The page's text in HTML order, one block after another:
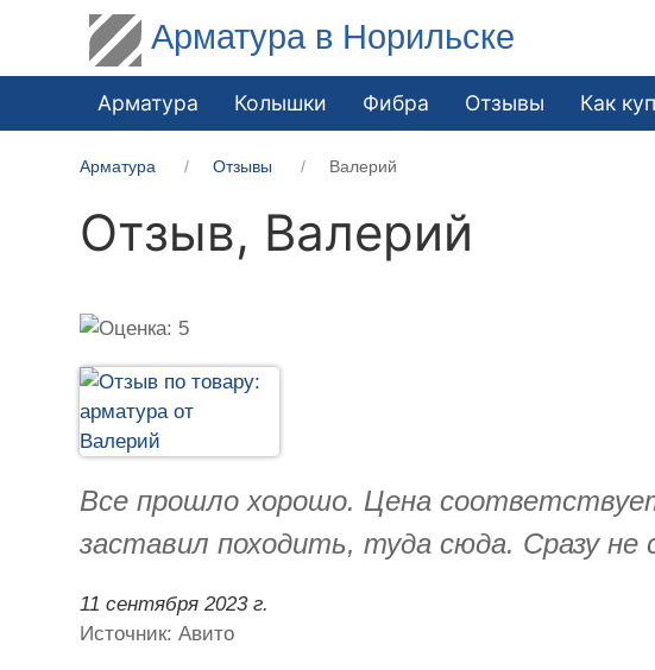
Арматура в Норильске
Арматура Колышки Фибра Отзывы Как
Арматура Отзывы Валерий
Отзыв, Валерий
Все прошло хорошо. Цена
заставил походить, туда сюда. Сразу не
11 сентября 2023 г.
Источник: Авито